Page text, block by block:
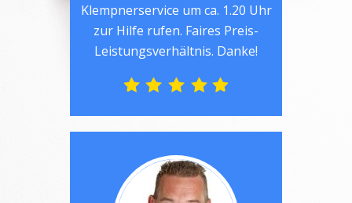
Klempnerservice um ca. 1.20 Uhr
zur Hilfe rufen. Faires Preis-
Leistungsverhältnis. Danke!